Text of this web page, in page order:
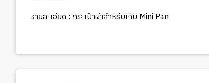
รายละเอียด : กระเป๋าผ้าสำหรับเก็บ Mini Pan